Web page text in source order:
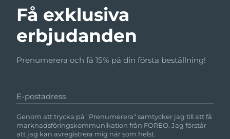
Få exklusiva
erbjudanden
Prenumerera och få 15% på din första beställning!
E-postadress
Genom att trycka på "Prenumerera" samtycker jag till att få
marknadsföringskommunikation från FOREO. Jag förstår
att jag kan avregistrera mig när som helst.